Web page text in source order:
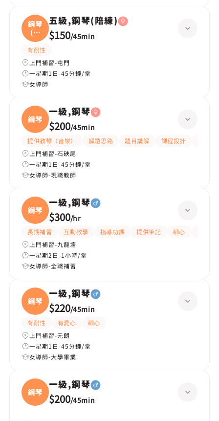
鋼琴
(陪
練
五級,鋼琴(陪練)
$150/45min
有耐性
上門補習-屯門
一星期1日-45分鐘/堂
女導師
鋼琴
一級,鋼琴
$200/45min
提供教琴（音樂） 解題思路 題目講解 課程設計
上門補習-石硤尾
一星期1日-45分鐘/堂
女導師-現職教師
鋼琴
一級,鋼琴
$300/hr
長期補習 互動教學 指導功課 提供筆記 細心
有愛心
上門補習-九龍塘
一星期2日-1小時/堂
女導師-全職補習
鋼琴
一級,鋼琴
$220/45min
有耐性 有愛心
細心
上門補習-元朗
一星期1日-45分鐘/堂
女導師-大學畢業
鋼琴
一級,鋼琴
$200/45min